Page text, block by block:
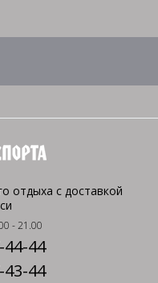
отдыха с доставкой
- 21.00
44-44
43-44